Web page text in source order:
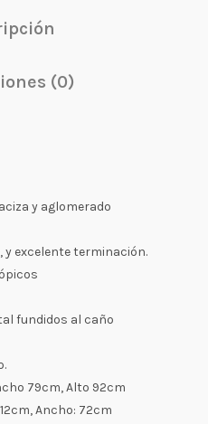
(0)
y aglomerado
y excelente terminación.
fundidos al caño
79cm, Alto 92cm
Ancho: 72cm